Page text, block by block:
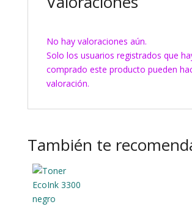
No hay valoraciones aún.
Solo los usuarios registrados que
comprado este producto pueden
valoración.
También te